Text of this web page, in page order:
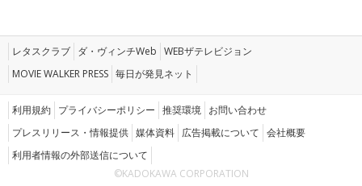
レタスクラブ ダ・ヴィンチWeb WEBザテレビジョン
MOVIE WALKER PRESS 毎日が発見ネット
利用規約 プライバシーポリシー 推奨環境 お問い合わせ
プレスリリース・情報提供 媒体資料 広告掲載について 会社概要
利用者情報の外部送信について
©KADOKAWA CORPORATION